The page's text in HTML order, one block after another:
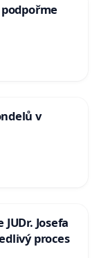
v
Josefa
proces